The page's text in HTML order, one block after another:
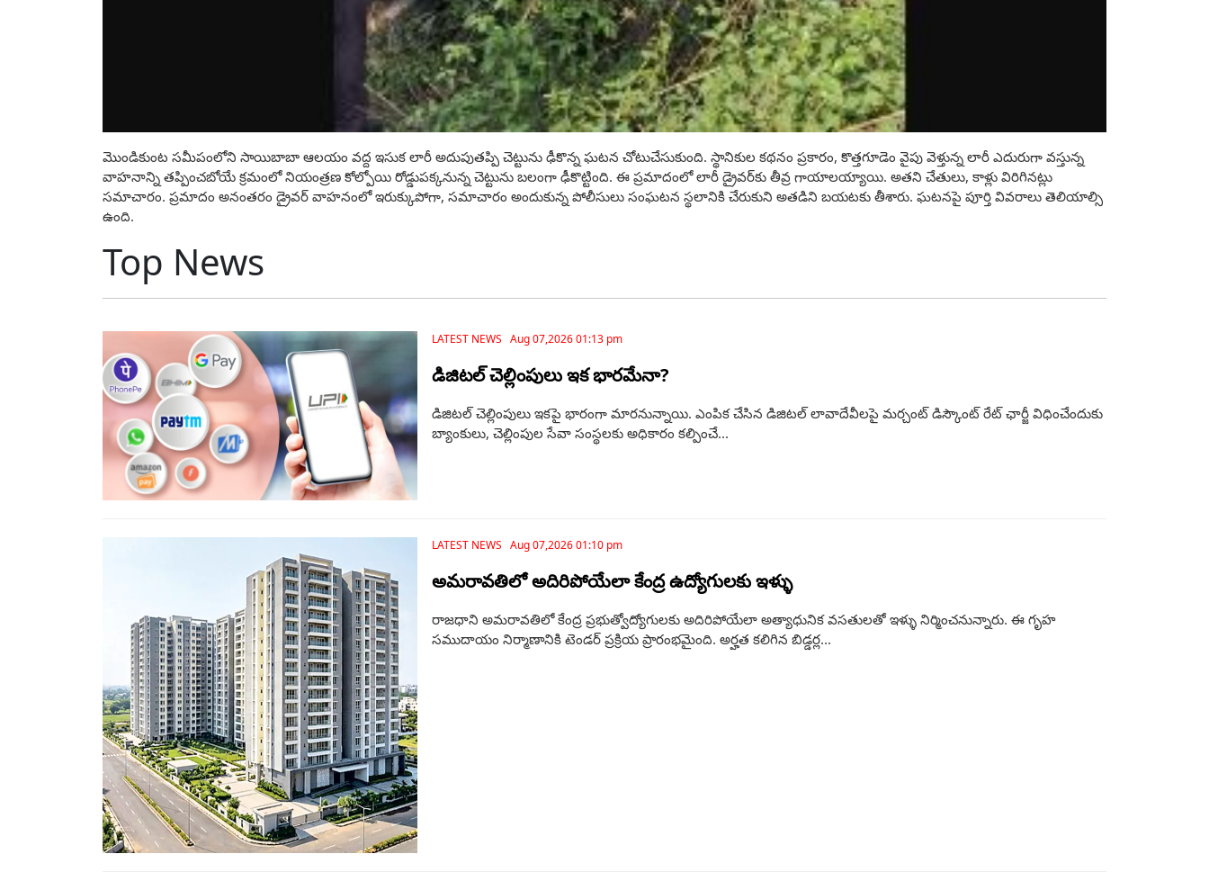
మొండికుంట సమీపంలోని సాయిబాబా ఆలయం వద్ద ఇసుక లారీ అదుపుతప్పి చెట్టును ఢీకొన్న ఘటన చోటుచేసుకుంది. స్థానికుల కథనం ప్రకారం, కొత్తగూడెం వైపు వెళ్తున్న లారీ ఎదురుగా వస్తున్న
వాహనాన్ని తప్పించబోయే క్రమంలో నియంత్రణ కోల్పోయి రోడ్డుపక్కనున్న చెట్టును బలంగా ఢీకొట్టింది. ఈ ప్రమాదంలో లారీ డ్రైవర్‌కు తీవ్ర గాయాలయ్యాయి. అతని చేతులు, కాళ్లు విరిగినట్లు
సమాచారం. ప్రమాదం అనంతరం డ్రైవర్ వాహనంలో ఇరుక్కుపోగా, సమాచారం అందుకున్న పోలీసులు సంఘటన స్థలానికి చేరుకుని అతడిని బయటకు తీశారు. ఘటనపై పూర్తి వివరాలు తెలియాల్సి
ఉంది.
Top News
LATEST NEWS Aug 07,2026 01:13 pm
డిజిటల్ చెల్లింపులు ఇక భారమేనా?
డిజిటల్ చెల్లింపులు ఇకపై భారంగా మారనున్నాయి. ఎంపిక చేసిన డిజిటల్‌ లావాదేవీలపై మర్చంట్‌ డిస్కౌంట్‌ రేట్‌ ఛార్జీ విధించేందుకు
బ్యాంకులు, చెల్లింపుల సేవా సంస్థలకు అధికారం కల్పించే...
LATEST NEWS Aug 07,2026 01:10 pm
అమరావతిలో అదిరిపోయేలా కేంద్ర ఉద్యోగులకు ఇళ్ళు
రాజధాని అమరావతిలో కేంద్ర ప్రభుత్వోద్యోగులకు అదిరిపోయేలా అత్యాధునిక వసతులతో ఇళ్ళు నిర్మించనున్నారు. ఈ గృహ
సముదాయం నిర్మాణానికి టెండర్‌ ప్రక్రియ ప్రారంభమైంది. అర్హత కలిగిన బిడ్డర్ల...